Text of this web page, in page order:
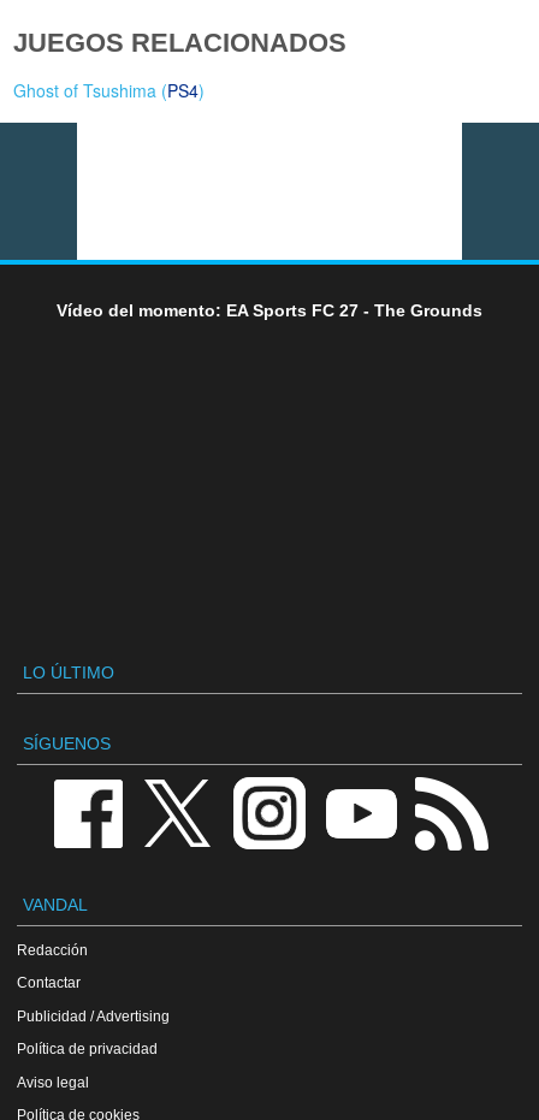
JUEGOS RELACIONADOS
Ghost of Tsushima (PS4)
Vídeo del momento: EA Sports FC 27 - The Grounds
LO ÚLTIMO
SÍGUENOS
VANDAL
Redacción
Contactar
Publicidad / Advertising
Política de privacidad
Aviso legal
Política de cookies